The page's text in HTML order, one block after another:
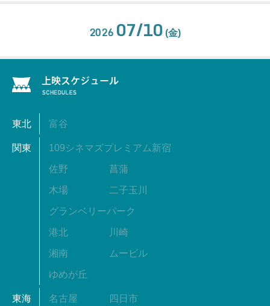
2026 07/10 (金)
東北 富谷
関東 109シネマズプレミアム新宿
佐野 菖蒲
木場 二子玉川
グランベリーパーク
港北 川崎
湘南 ムービル
ゆめが丘
東海 名古屋 四日市